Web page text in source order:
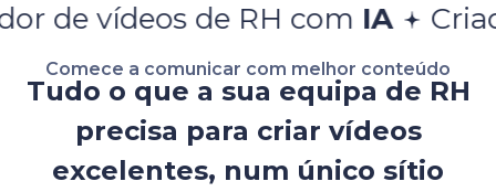
de RH comIA Criador de
Comece a comunicar com melhor conteúdo
Tudo o que a sua equipa de RH
precisa para criar vídeos
excelentes, num único sítio